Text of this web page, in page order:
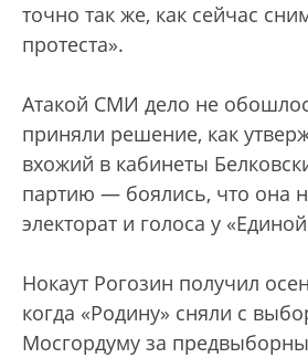
точно так же, как сейчас
протеста».
Атакой СМИ дело не
приняли решение, как
вхожий в кабинеты
партию — боялись, что она
электорат и голоса у
Нокаут Рогозин получил
когда «Родину» сняли с
Мосгордуму за